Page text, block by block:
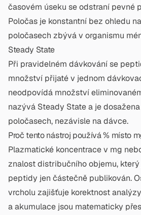
časovém úseku se odstraní pevné
Poločas je konstantní bez ohledu
poločasech zbývá v organismu
Steady State
Při pravidelném dávkování se
množství přijaté v jednom
neodpovídá množství
nazývá Steady State a je
poločasech, nezávisle na dávce.
Proč tento nástroj používá % místo
Plazmatické koncentrace v mg
znalost distribučního objemu,
peptidy jen částečně publikován.
vrcholu zajišťuje korektnost
a akumulace jsou matematicky